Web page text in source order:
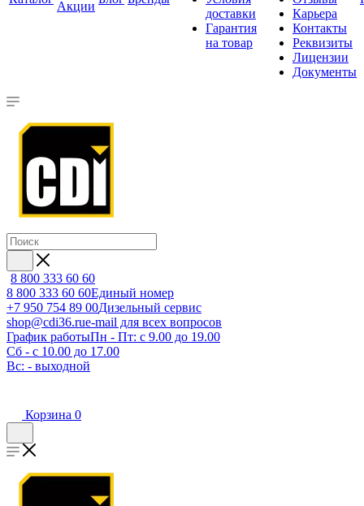
Акции
доставки
Гарантия
на товар
Карьера
Контакты
Реквизиты
Лицензии
Документы
8 800 333 60 60
8 800 333 60 60Единый номер
+7 950 754 89 00Дизельный сервис
shop@cdi36.rue-mail для всех вопросов
График работыПн - Пт: с 9.00 до 19.00
Сб - с 10.00 до 17.00
Вс: - выходной
Корзина 0